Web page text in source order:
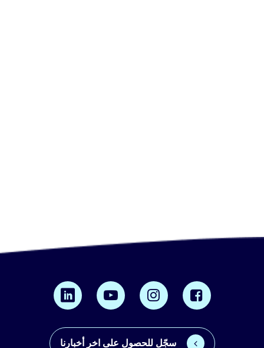
سجّل للحصول على اخر أخبارنا